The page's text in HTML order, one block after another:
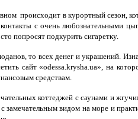
происходит в курортный сезон,
с очень любознательными
попросят подкурить сигаретку.
то всех денег и украшений.
сайт «odessa.krysha.ua», на
средствам.
коттеджей с саунами и
видом на море и